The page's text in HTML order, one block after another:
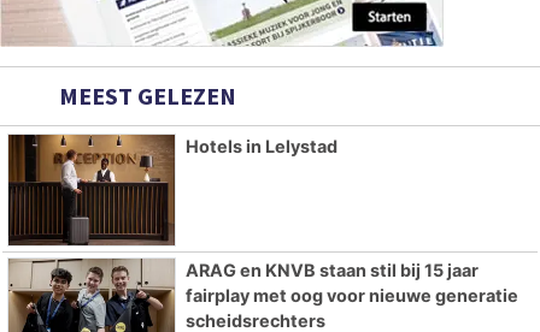
MEEST GELEZEN
Hotels in Lelystad
ARAG en KNVB staan stil bij 15 jaar
fairplay met oog voor nieuwe generatie
scheidsrechters